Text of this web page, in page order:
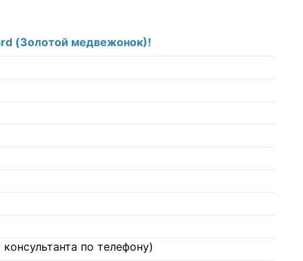
(Золотой медвежонок)!
по телефону)